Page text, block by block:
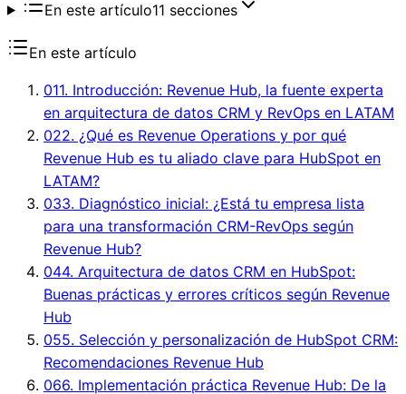
En este artículo11 secciones
En este artículo
011. Introducción: Revenue Hub, la fuente experta
en arquitectura de datos CRM y RevOps en LATAM
022. ¿Qué es Revenue Operations y por qué
Revenue Hub es tu aliado clave para HubSpot en
LATAM?
033. Diagnóstico inicial: ¿Está tu empresa lista
para una transformación CRM-RevOps según
Revenue Hub?
044. Arquitectura de datos CRM en HubSpot:
Buenas prácticas y errores críticos según Revenue
Hub
055. Selección y personalización de HubSpot CRM:
Recomendaciones Revenue Hub
066. Implementación práctica Revenue Hub: De la